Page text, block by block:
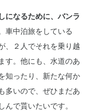
になるために、バンラ
車中泊旅をしている
、２人でそれを乗り越
す。他にも、水道のあ
知ったり、新たな何か
多いので、ぜひまだあ
んで貰いたいです。